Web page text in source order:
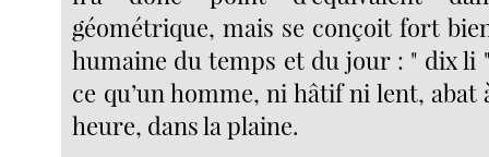
géométrique, mais se conçoit fort
humaine du temps et du jour : " dix li
ce qu’un homme, ni hâtif ni lent, abat
heure, dans la plaine.